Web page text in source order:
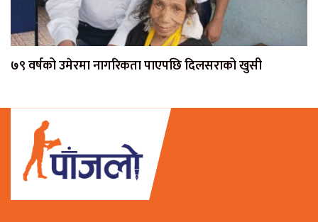
७९ वर्षको उमेरमा नागरिकता पाएपछि दिलसराको खुसी